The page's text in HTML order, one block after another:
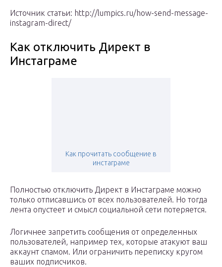
Источник статьи: http://lumpics.ru/how-send-message-
instagram-direct/
Как отключить Директ в
Инстаграме
Как прочитать сообщение в
инстаграме
Полностью отключить Директ в Инстаграме можно
только отписавшись от всех пользователей. Но тогда
лента опустеет и смысл социальной сети потеряется.
Логичнее запретить сообщения от определенных
пользователей, например тех, которые атакуют ваш
аккаунт спамом. Или ограничить переписку кругом
ваших подписчиков.